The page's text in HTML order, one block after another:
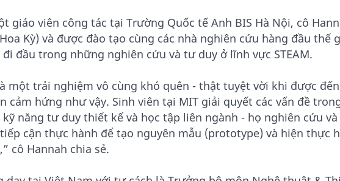
giáo viên công tác tại Trường Quốc tế Anh BIS Hà Nội, cô
Kỳ) và được đào tạo cùng các nhà nghiên cứu hàng đầu thế
đầu trong những nghiên cứu và tư duy ở lĩnh vực STEAM.
một trải nghiệm vô cùng khó quên - thật tuyệt vời khi được
cảm hứng như vậy. Sinh viên tại MIT giải quyết các vấn đề
kỹ năng tư duy thiết kế và học tập liên ngành - họ nghiên cứu
cận thực hành để tạo nguyên mẫu (prototype) và hiện thực
cô Hannah chia sẻ.